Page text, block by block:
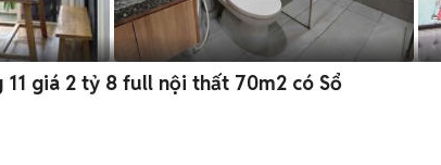
11 giá 2 tỷ 8 full nội thất 70m2 có Sổ